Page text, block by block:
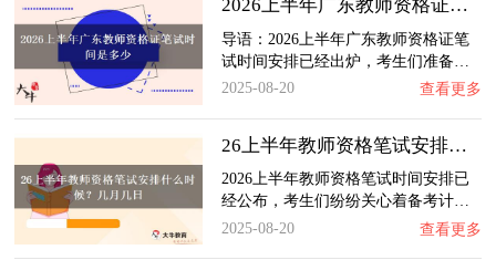
2026上半年广东教师资格证笔试时间是多少
导语：2026上半年广东教师资格证笔
试时间安排已经出炉，考生们准备…
2025-08-20
查看更多
26上半年教师资格笔试安排什么时候？几月几日…
2026上半年教师资格笔试时间安排已
经公布，考生们纷纷关心着备考计…
2025-08-20
查看更多